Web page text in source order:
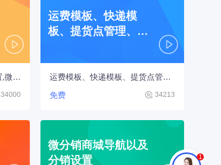
详情公共模块设置,限购页设置,微社区
34000
运费模板、快递模
板、提货点管理、电
运费模板、快递模板、提货点管理、电子面单设置
免费 34213
微分销商城导航以及
分销设置
1